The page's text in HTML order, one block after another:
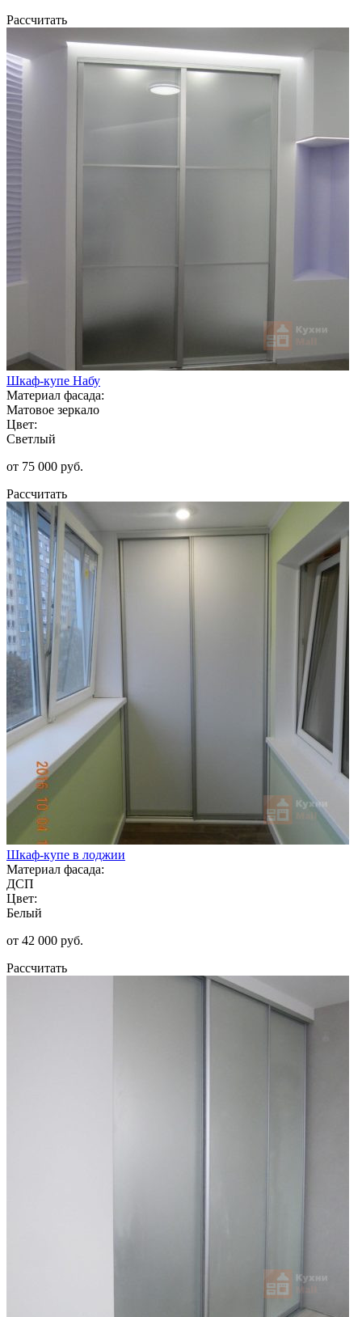
Рассчитать
Шкаф-купе Набу
Материал фасада:
Матовое зеркало
Цвет:
Светлый
от 75 000 руб.
Рассчитать
Шкаф-купе в лоджии
Материал фасада:
ДСП
Цвет:
Белый
от 42 000 руб.
Рассчитать